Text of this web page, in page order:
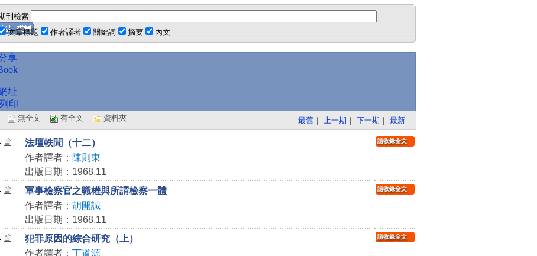
刊檢索
文章標題
作者譯者 關鍵詞 摘要 內文
享
址
印
無全文 有全文 資料夾 最舊 ｜ 上一期 ｜ 下一期 ｜ 最新
法壇軼聞（十二）
作者譯者： 陳則東
出版日期：1968.11
請收錄全文
軍事檢察官之職權與所謂檢察一體
作者譯者： 胡開誠
出版日期：1968.11
請收錄全文
犯罪原因的綜合研究（上）
作者譯者： 丁道源
請收錄全文